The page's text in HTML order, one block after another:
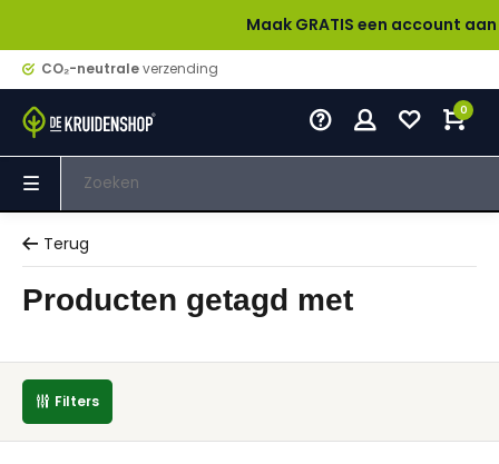
Maak GRATIS een account aan
CO₂-neutraleverzending
0
Terug
Producten getagd met
Filters